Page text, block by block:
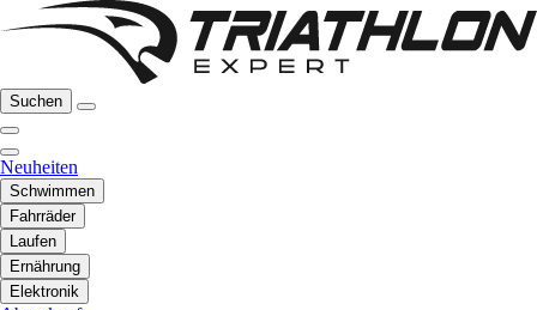
Suchen
Neuheiten
Schwimmen
Fahrräder
Laufen
Ernährung
Elektronik